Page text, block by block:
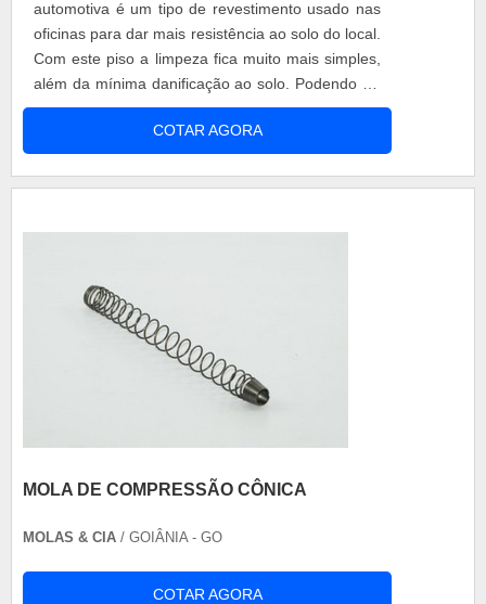
automotiva é um tipo de revestimento usado nas
oficinas para dar mais resistência ao solo do local.
Com este piso a limpeza fica muito mais simples,
além da mínima danificação ao solo. Podendo ter
diversos modos de aplicação dependendo da
empresa contratada. Benefícios do piso - Maior
qualidade em termos de limpeza; - Um solo mais
COTAR AGORA
MOLA DE COMPRESSÃO CÔNICA
MOLAS & CIA / GOIÂNIA - GO
COTAR AGORA